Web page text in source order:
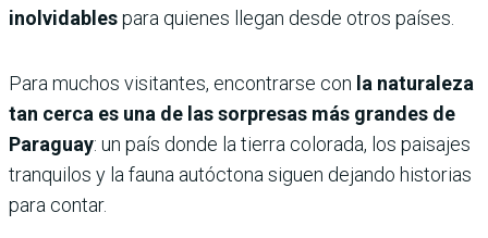
inolvidablespara quienes llegan desde otros países.
Para muchos visitantes, encontrarse con la naturaleza
tan cerca es una de las sorpresas más grandes de
Paraguay: un país donde la tierra colorada, los paisajes
tranquilos y la fauna autóctona siguen dejando historias
para contar.